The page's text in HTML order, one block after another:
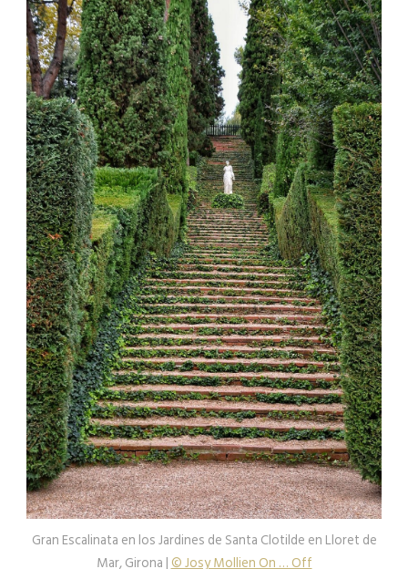
Gran Escalinata en los Jardines de Santa Clotilde en Lloret de
Mar, Girona |© Josy Mollien On … Off